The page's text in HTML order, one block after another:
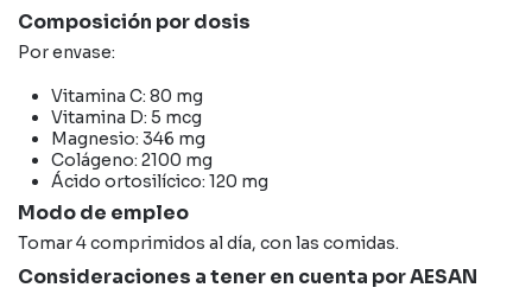
Composición por dosis
Por envase:
Vitamina C: 80 mg
Vitamina D: 5 mcg
Magnesio: 346 mg
Colágeno: 2100 mg
Ácido ortosilícico: 120 mg
Modo de empleo
Tomar 4 comprimidos al día, con las comidas.
Consideraciones a tener en cuenta por AESAN